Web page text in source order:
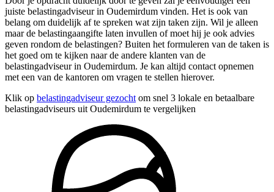
juiste belastingadviseur in Oudemirdum vinden. Het is ook van
belang om duidelijk af te spreken wat zijn taken zijn. Wil je alleen
maar de belastingaangifte laten invullen of moet hij je ook advies
geven rondom de belastingen? Buiten het formuleren van de taken is
het goed om te kijken naar de andere klanten van de
belastingadviseur in Oudemirdum. Je kan altijd contact opnemen
met een van de kantoren om vragen te stellen hierover.
Klik op belastingadviseur gezocht om snel 3 lokale en betaalbare
belastingadviseurs uit Oudemirdum te vergelijken